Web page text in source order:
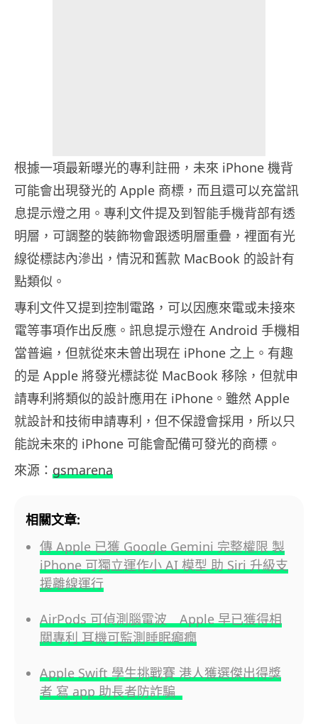
根據一項最新曝光的專利註冊，未來 iPhone 機背
可能會出現發光的 Apple 商標，而且還可以充當訊
息提示燈之用。專利文件提及到智能手機背部有透
明層，可調整的裝飾物會跟透明層重疊，裡面有光
線從標誌內滲出，情況和舊款 MacBook 的設計有
點類似。
專利文件又提到控制電路，可以因應來電或未接來
電等事項作出反應。訊息提示燈在 Android 手機相
當普遍，但就從來未曾出現在 iPhone 之上。有趣
的是 Apple 將發光標誌從 MacBook 移除，但就申
請專利將類似的設計應用在 iPhone。雖然 Apple
就設計和技術申請專利，但不保證會採用，所以只
能說未來的 iPhone 可能會配備可發光的商標。
來源： gsmarena
相關文章:
傳 Apple 已獲 Google Gemini 完整權限 製
iPhone 可獨立運作小 AI 模型 助 Siri 升級支
援離線運行
AirPods 可偵測腦電波 Apple 早已獲得相
關專利 耳機可監測睡眠癲癇
Apple Swift 學生挑戰賽 港人獲選傑出得獎
者 寫 app 助長者防詐騙